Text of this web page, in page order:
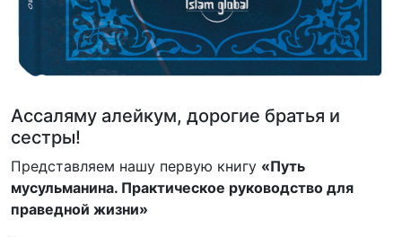
Ассаляму алейкум, дорогие братья и
сестры!
Представляем нашу первую книгу «Путь
мусульманина. Практическое руководство для
праведной жизни»